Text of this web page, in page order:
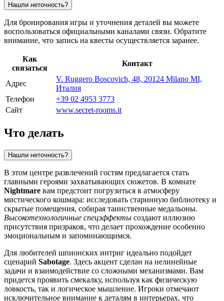
Нашли неточность?
Для бронирования игры и уточнения деталей вы можете
воспользоваться официальными каналами связи. Обратите
внимание, что запись на квесты осуществляется заранее.
Как
связаться
Контакт
Адрес
V. Ruggero Boscovich, 48, 20124 Milano MI,
Италия
Телефон
+39 02 4953 3773
Сайт
www.secret-rooms.it
Что делать
Нашли неточность?
В этом центре развлечений гостям предлагается стать
главными героями захватывающих сюжетов. В комнате
Nightmare вам предстоит погрузиться в атмосферу
мистического кошмара: исследовать старинную библиотеку и
скрытые помещения, собирая таинственные медальоны.
Высокотехнологичные спецэффекты создают иллюзию
присутствия призраков, что делает прохождение особенно
эмоциональным и запоминающимся.
Для любителей шпионских интриг идеально подойдет
сценарий Sabotage. Здесь акцент сделан на нелинейные
задачи и взаимодействие со сложными механизмами. Вам
придется проявить смекалку, используя как физическую
ловкость, так и логическое мышление. Игроки отмечают
исключительное внимание к деталям в интерьерах, что